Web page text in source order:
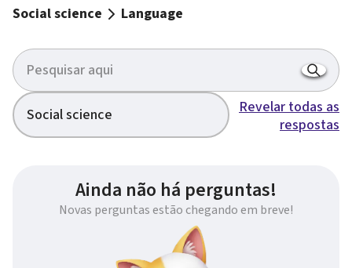
Social science Language
Social science
Revelar todas as
respostas
Ainda não há perguntas!
Novas perguntas estão chegando em breve!